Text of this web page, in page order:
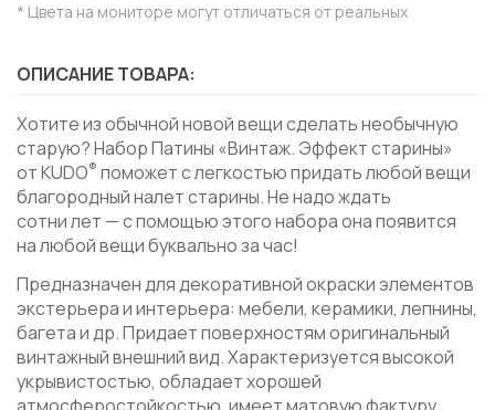
* Цвета на мониторе могут отличаться от реальных
ОПИСАНИЕ ТОВАРА:
Хотите из обычной новой вещи сделать необычную
старую? Набор Патины «Винтаж. Эффект старины»
от KUDO® поможет с легкостью придать любой вещи
благородный налет старины. Не надо ждать
сотни лет — с помощью этого набора она появится
на любой вещи буквально за час!
Предназначен для декоративной окраски элементов
экстерьера и интерьера: мебели, керамики, лепнины,
багета и др. Придает поверхностям оригинальный
винтажный внешний вид. Характеризуется высокой
укрывистостью, обладает хорошей
атмосферостойкостью, имеет матовую фактуру.